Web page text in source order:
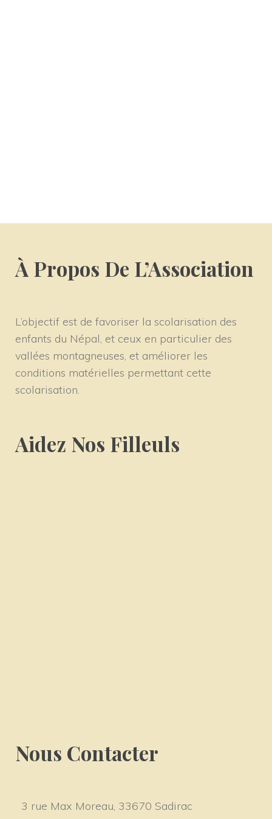
À Propos De L’Association
L’objectif est de favoriser la scolarisation des
enfants du Népal, et ceux en particulier des
vallées montagneuses, et améliorer les
conditions matérielles permettant cette
scolarisation.
Aidez Nos Filleuls
Nous Contacter
3 rue Max Moreau, 33670 Sadirac